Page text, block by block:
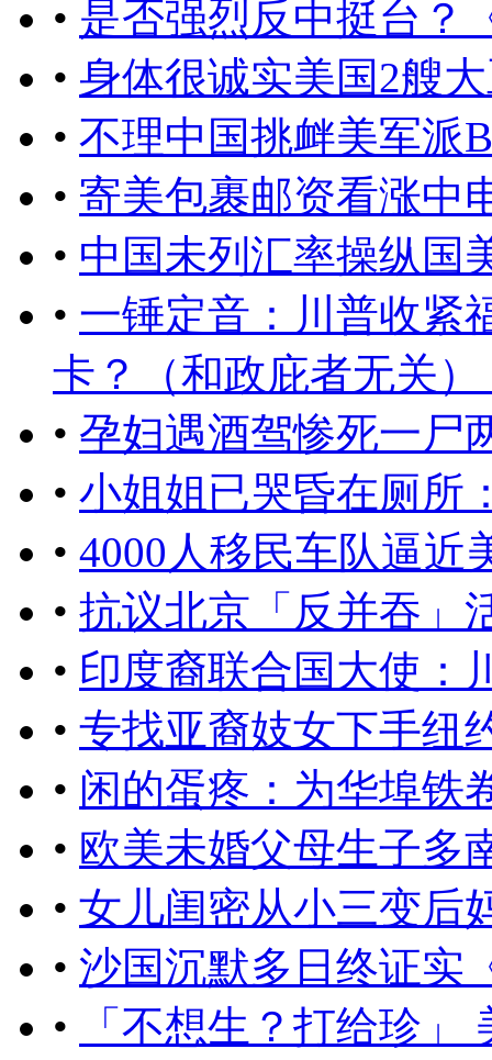
• 是否强烈反中挺台？
• 身体很诚实美国2艘
• 不理中国挑衅美军派
• 寄美包裹邮资看涨中
• 中国未列汇率操纵国
• 一锤定音：川普收紧
卡？（和政庇者无关）
• 孕妇遇酒驾惨死一尸
• 小姐姐已哭昏在厕所
• 4000人移民车队逼近
• 抗议北京「反并吞」
• 印度裔联合国大使：
• 专找亚裔妓女下手纽
• 闲的蛋疼：为华埠铁
• 欧美未婚父母生子多
• 女儿闺密从小三变后
• 沙国沉默多日终证实
•
「不想生？打给珍